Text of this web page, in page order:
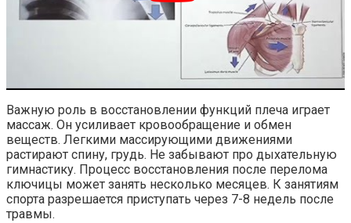
Важную роль в восстановлении функций плеча играет
массаж. Он усиливает кровообращение и обмен
веществ. Легкими массирующими движениями
растирают спину, грудь. Не забывают про дыхательную
гимнастику. Процесс восстановления после перелома
ключицы может занять несколько месяцев. К занятиям
спорта разрешается приступать через 7-8 недель после
травмы.